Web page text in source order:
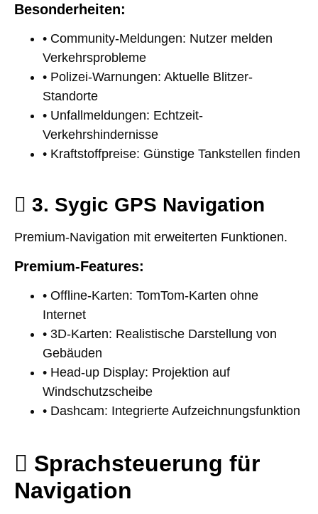
Besonderheiten:
• Community-Meldungen: Nutzer melden
Verkehrsprobleme
• Polizei-Warnungen: Aktuelle Blitzer-
Standorte
• Unfallmeldungen: Echtzeit-
Verkehrshindernisse
• Kraftstoffpreise: Günstige Tankstellen finden
3. Sygic GPS Navigation
Premium-Navigation mit erweiterten Funktionen.
Premium-Features:
• Offline-Karten: TomTom-Karten ohne
Internet
• 3D-Karten: Realistische Darstellung von
Gebäuden
• Head-up Display: Projektion auf
Windschutzscheibe
• Dashcam: Integrierte Aufzeichnungsfunktion
Sprachsteuerung für
Navigation